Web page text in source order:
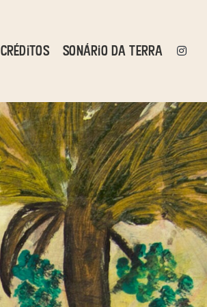
Créditos Sonário da Terra